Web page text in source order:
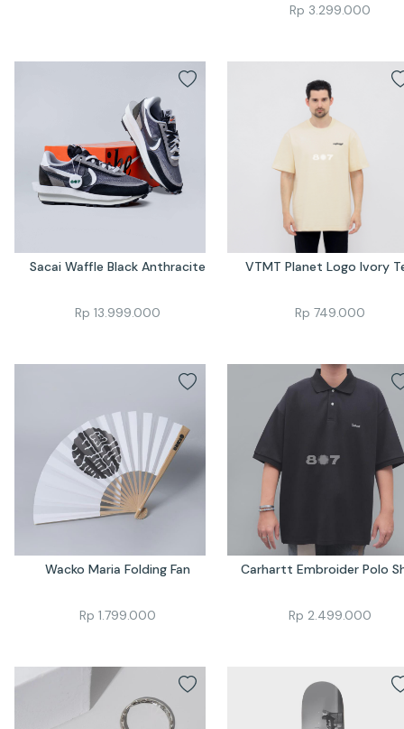
Rp 3.299.000
Sacai Waffle Black Anthracite
Rp 13.999.000
VTMT Planet Logo Ivory
Rp 749.000
Wacko Maria Folding Fan
Rp 1.799.000
Carhartt Embroider Polo
Rp 2.499.000